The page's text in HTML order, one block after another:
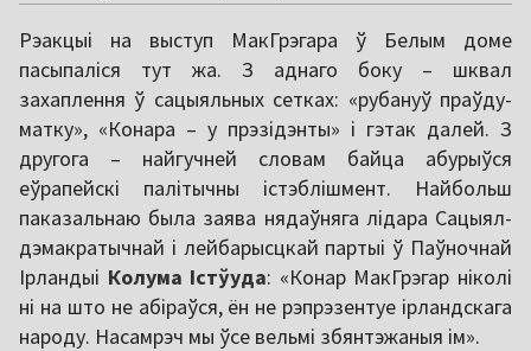
Рэакцыі на выступ МакГрэгара ў Белым доме
пасыпаліся тут жа. З аднаго боку – шквал
захаплення ў сацыяльных сетках: «рубануў праўду-
матку», «Конара – у прэзідэнты» і гэтак далей. З
другога – найгучней словам байца абурыўся
еўрапейскі палітычны істэблішмент. Найбольш
паказальнаю была заява нядаўняга лідара Сацыял-
дэмакратычнай і лейбарысцкай партыі ў Паўночнай
Ірландыі Колума Істўуда: «Конар МакГрэгар ніколі
ні на што не абіраўся, ён не рэпрэзентуе ірландскага
народу. Насамрэч мы ўсе вельмі збянтэжаныя ім».